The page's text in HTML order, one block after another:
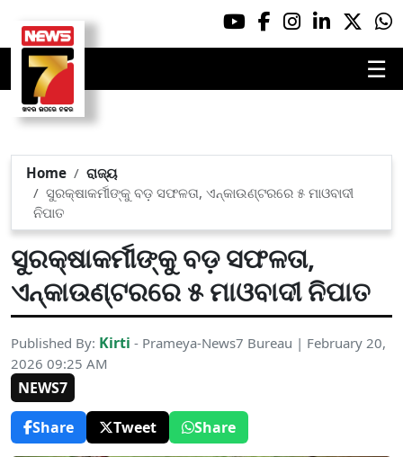
☰
Home
ରାଜ୍ୟ
ସୁରକ୍ଷାକର୍ମୀଙ୍କୁ ବଡ଼ ସଫଳତା, ଏନ୍‌କାଉଣ୍ଟରରେ ୫ ମାଓବାଦୀ
ନିପାତ
ସୁରକ୍ଷାକର୍ମୀଙ୍କୁ ବଡ଼ ସଫଳତା,
ଏନ୍‌କାଉଣ୍ଟରରେ ୫ ମାଓବାଦୀ ନିପାତ
Published By: Kirti - Prameya-News7 Bureau | February 20,
2026 09:25 AM
NEWS7
Share
Tweet Share